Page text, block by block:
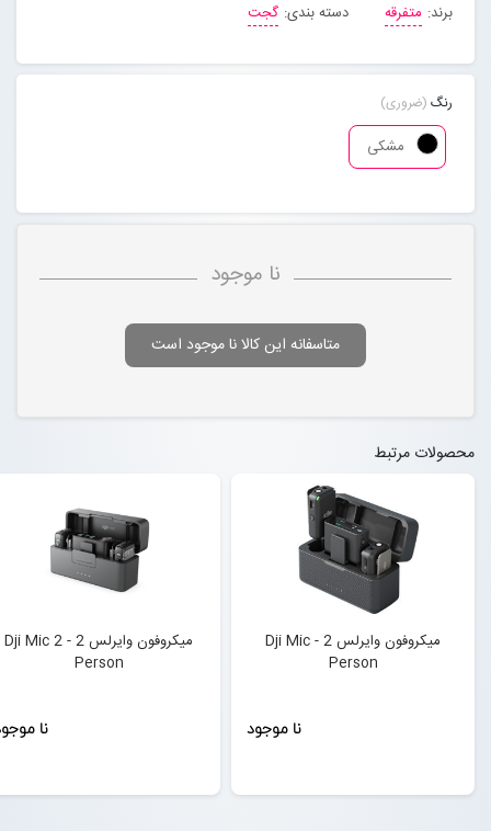
پیگیری سفارشات
برند: متفرقه دسته بندی: گجت
رنگ (ضروری)
مشکی
نا موجود
متاسفانه این کالا نا موجود است
محصولات مرتبط
میکروفون وایرلس Dji Mic - 2
Person
نا موجود
میکروفون وایرلس Dji Mic 2 - 2
Person
نا